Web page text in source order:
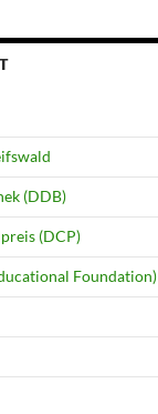
(DDB)
(DCP)
Foundation)